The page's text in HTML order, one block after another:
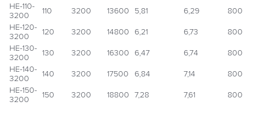
НЕ-110-
3200
110 3200 13600 5,81 6,29
800
НЕ-120-
3200
120 3200 14800 6,21 6,73
800
НЕ-130-
3200
130 3200 16300 6,47 6,74
800
НЕ-140-
3200
140 3200 17500 6,84 7,14
800
НЕ-150-
3200
150 3200 18800 7,28 7,61 800